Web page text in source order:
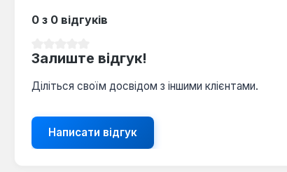
0 з 0 відгуків
Залиште відгук!
Діліться своїм досвідом з іншими клієнтами.
Написати відгук